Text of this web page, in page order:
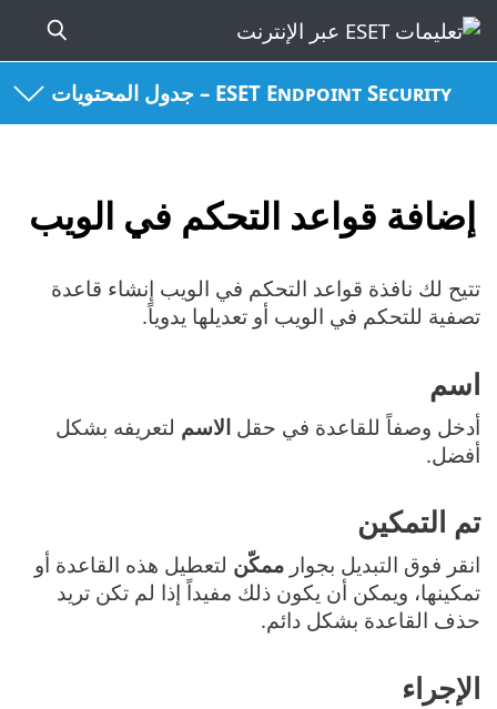
ESET Endpoint Security – جدول المحتويات
إضافة قواعد التحكم في الويب
تتيح لك نافذة قواعد التحكم في الويب إنشاء قاعدة
تصفية للتحكم في الويب أو تعديلها يدوياً.
اسم
أدخل وصفاً للقاعدة في حقل الاسم لتعريفه بشكل
أفضل.
تم التمكين
انقر فوق التبديل بجوار ممكّن لتعطيل هذه القاعدة أو
تمكينها، ويمكن أن يكون ذلك مفيداً إذا لم تكن تريد
حذف القاعدة بشكل دائم.
الإجراء